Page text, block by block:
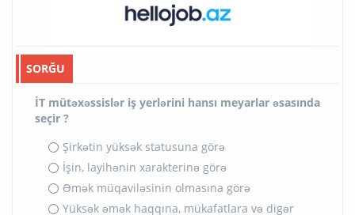
SORĞU
İT mütəxəssislər iş yerlərini hansı meyarlar əsasında
seçir ?
Şirkətin yüksək statusuna görə
İşin, layihənin xarakterinə görə
Əmək müqaviləsinin olmasına görə
Yüksək əmək haqqına, mükafatlara və digər